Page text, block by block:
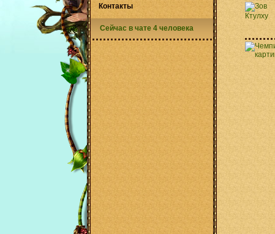
Контакты
Сейчас в чате 4 человека